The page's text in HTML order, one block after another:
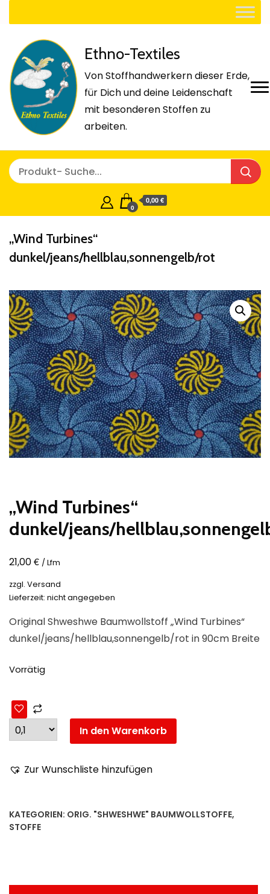
Ethno-Textiles
Von Stoffhandwerkern dieser Erde,
für Dich und deine Leidenschaft
mit besonderen Stoffen zu
arbeiten.
0
0,00 €
„Wind Turbines“
dunkel/jeans/hellblau,sonnengelb/rot
„Wind Turbines“
dunkel/jeans/
21,00€ / Lfm
zzgl. Versand
Lieferzeit: nicht angegeben
Original Shweshwe Baumwollstoff „Wind Turbines“
dunkel/jeans/hellblau,sonnengelb/rot in 90cm Breite
Vorrätig
In den Warenkorb
Zur Wunschliste hinzufügen
KATEGORIEN: ORIG. "SHWESHWE" BAUMWOLLSTOFFE,
STOFFE